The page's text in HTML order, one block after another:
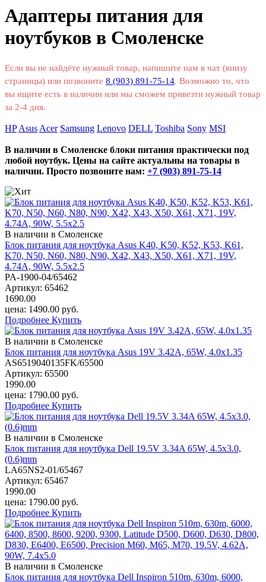
Адаптеры питания для
ноутбуков в Смоленске
Если вы не найдёте нужный товар, напишите нам в чат (внизу
страницы) или позвоните 8 (903) 891-75-14. Возможно то, что
вы ищите есть в наличии или мы сможем привезти нужный товар
за 2-4 дня.
HP Asus Acer Samsung Lenovo DELL Toshiba Sony MSI
В наличии в Смоленске блоки питания практически под
любой ноутбук. Цены на сайте актуальны на товары в
наличии. Просто позвоните нам: +7 (903) 891-75-14
В наличии в Смоленске
Блок питания для ноутбука Asus K40, K50, K52, K53, K61,
K70, N50, N60, N80, N90, X42, X43, X50, X61, X71, 19V,
4.74A, 90W, 5.5х2.5
PA-1900-04/65462
Артикул: 65462
1690.00
цена: 1490.00 руб.
Подробнее Купить
В наличии в Смоленске
Блок питания для ноутбука Asus 19V 3.42A, 65W, 4.0x1.35
AS6519040135FK/65500
Артикул: 65500
1990.00
цена: 1790.00 руб.
Подробнее Купить
В наличии в Смоленске
Блок питания для ноутбука Dell 19.5V 3.34A 65W, 4.5х3.0,
(0.6)mm
LA65NS2-01/65467
Артикул: 65467
1990.00
цена: 1790.00 руб.
Подробнее Купить
В наличии в Смоленске
Блок питания для ноутбука Dell Inspiron 510m, 630m, 6000,